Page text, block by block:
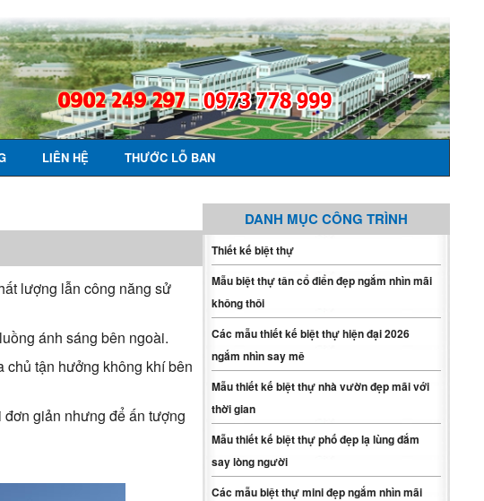
LIÊN HỆ THƯỚC LỖ BAN
DANH MỤC CÔNG TRÌNH
Thiết kế biệt thự
Mẫu biệt thự tân cổ điển đẹp ngắm nhìn mãi
không thôi
Các mẫu thiết kế biệt thự hiện đại 2026
ngắm nhìn say mê
Mẫu thiết kế biệt thự nhà vườn đẹp mãi với
thời gian
Mẫu thiết kế biệt thự phố đẹp lạ lùng đắm
say lòng người
Các mẫu biệt thự mini đẹp ngắm nhìn mãi
lượng lẫn công năng sử
ánh sáng bên ngoài.
chủ tận hưởng không khí bên
giản nhưng để ấn tượng